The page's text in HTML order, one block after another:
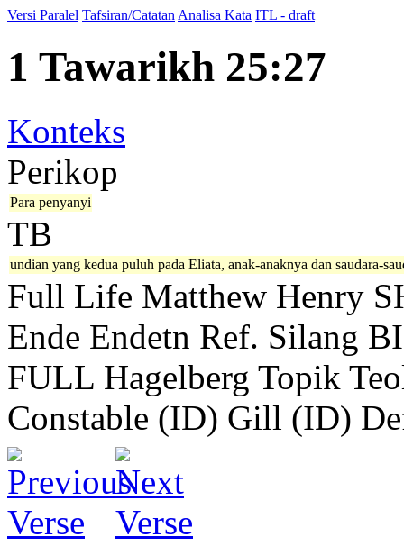
Versi Paralel Tafsiran/Catatan Analisa Kata ITL - draft
1 Tawarikh 25:27
Konteks
Perikop
Para penyanyi
TB
undian yang kedua puluh pada Eliata, anak-anaknya dan saudara-
Full Life Matthew Henry
Ende Endetn Ref. Silang
FULL Hagelberg Topik
Constable (ID) Gill (ID)